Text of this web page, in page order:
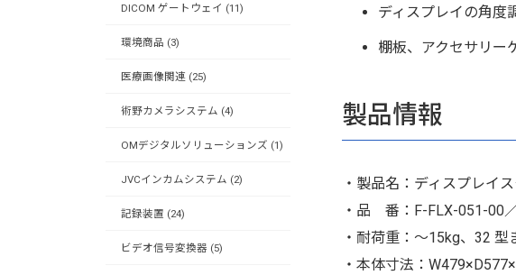
ディスプレイの角度
棚板、アクセサリー
製品情報
・製品名：ディスプレイ
・品 番：F-FLX-051-00
・耐荷重：～15kg、32 型
・本体寸法：
DICOM ゲートウェイ (11)
環境商品 (3)
医療画像関連 (25)
術野カメラシステム (4)
OMデジタルソリューションズ (1)
JVCインカムシステム (2)
記録装置 (24)
ビデオ信号変換器 (5)